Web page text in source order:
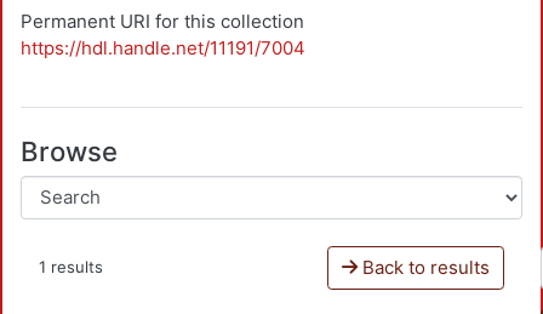
Permanent URI for this collection
https://hdl.handle.net/11191/7004
Browse
1 results Back to results